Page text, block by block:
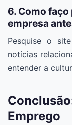
6. Como
empresa
Pesquise o
notícias
entender a
Emprego